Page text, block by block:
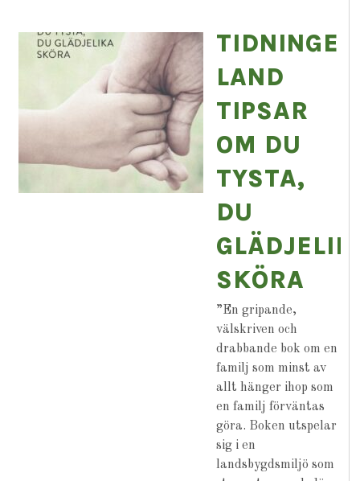
TIDNINGEN
LAND
TIPSAR
OM DU
TYSTA,
DU
SKÖRA
”En gripande,
välskriven och
drabbande bok om en
familj som minst av
allt hänger ihop som
en familj förväntas
göra. Boken utspelar
sig i en
landsbygdsmiljö som